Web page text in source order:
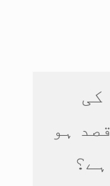
کی
ہو